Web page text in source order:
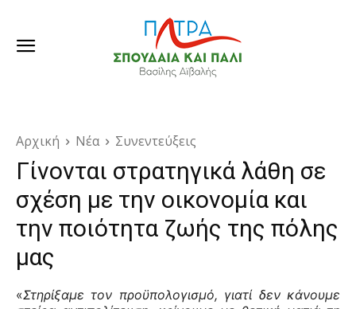
Αρχική Νέα Συνεντεύξεις
Γίνονται στρατηγικά λάθη σε
σχέση με την οικονομία και
την ποιότητα ζωής της πόλης
μας
«Στηρίξαμε τον προϋπολογισμό, γιατί δεν κάνουμε